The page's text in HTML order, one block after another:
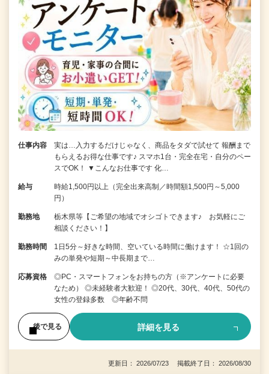
仕事内容
実は…入力するだけじゃなく、商品をタダで試せて 報酬まで
もらえるお得な仕事です♪ スマホ1台・完全在宅・自分のペー
スでOK！ ▼こんなお仕事です 化…
給与
時給1,500円以上（完全出来高制／時間額1,500円～5,000
円）
勤務地
栃木県等【ご希望の地域でオシゴトできます♪ お気軽にご
相談ください！】
勤務時間
1日5分～好きな時間、空いている時間に働けます！ ☆1回の
みの単発や短期～中長期まで…
応募資格
◎PC・スマートフォンをお持ちの方（※アンケートに必要
なため） ◎未経験者大歓迎！ ◎20代、30代、40代、50代の
女性の登録多数 ◎年齢不問
後で見る 詳細を見る
更新日： 2026/07/23 掲載終了日： 2026/08/30